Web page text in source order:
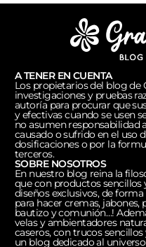
A TENER EN CUENTA
Los propietarios del blog de
investigaciones y pruebas
autoría para procurar que
y efectivas cuando se usen
no asumen responsabilidad
causado o sufrido en el uso
dosificaciones o por la
terceros.
SOBRE NOSOTROS
En nuestro blog reina la
que con productos
diseños exclusivos, de
para hacer cremas, jabones,
bautizo y comunión…!
velas y ambientadores
caseros, con trucos sencillos
un blog dedicado al